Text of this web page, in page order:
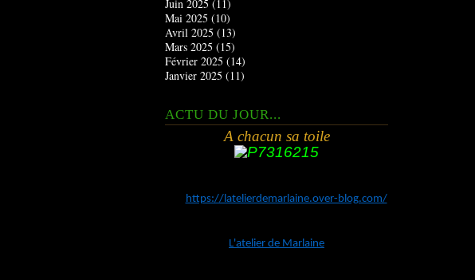
Juin 2025 (11)
Mai 2025 (10)
Avril 2025 (13)
Mars 2025 (15)
Février 2025 (14)
Janvier 2025 (11)
ACTU DU JOUR...
A chacun sa toile
https://latelierdemarlaine.over-blog.com/
L'atelier de Marlaine